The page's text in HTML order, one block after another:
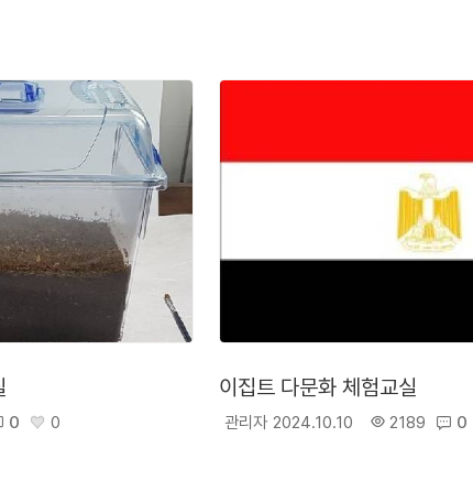
0 0
이집트 다문화 체험교실
관리자 2024.10.10 2189 0